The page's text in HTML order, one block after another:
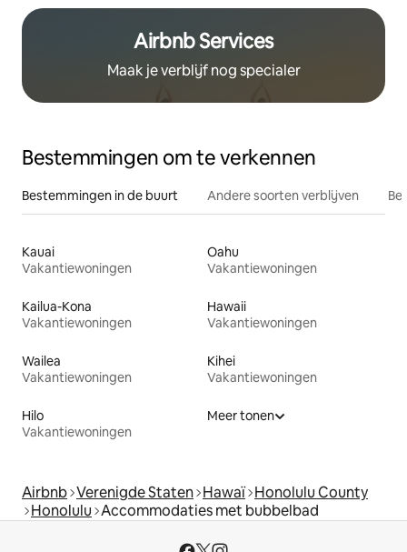
Airbnb Services
Maak je verblijf nog specialer
Bestemmingen om te verkennen
Bestemmingen in de buurt Andere soorten verblijven
Kauai
Vakantiewoningen
Oahu
Vakantiewoningen
Kailua-Kona
Vakantiewoningen
Hawaii
Vakantiewoningen
Wailea
Vakantiewoningen
Kihei
Vakantiewoningen
Hilo
Vakantiewoningen
Meer tonen
Airbnb Verenigde Staten Hawaï Honolulu County
Honolulu Accommodaties met bubbelbad